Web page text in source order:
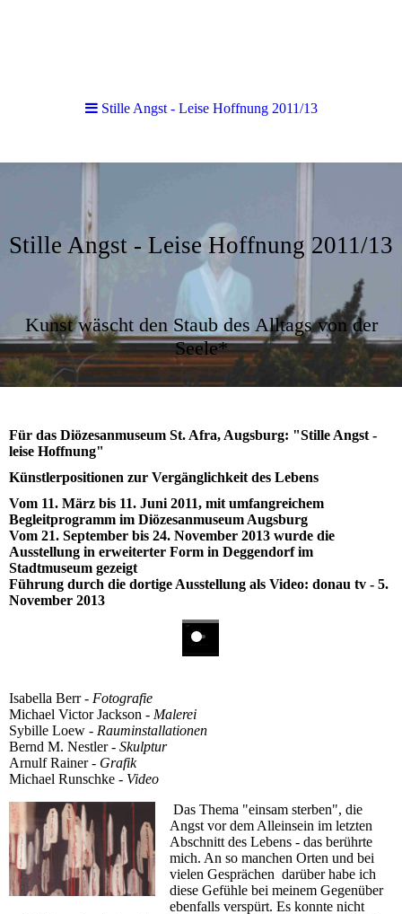
Stille Angst - Leise Hoffnung 2011/13
Kunst wäscht den Staub des Alltags von der
Seele*
Für das Diözesanmuseum St. Afra, Augsburg: "Stille Angst -
leise Hoffnung"
Künstlerpositionen zur Vergänglichkeit des Lebens
Vom 11. März bis 11. Juni 2011, mit umfangreichem
Begleitprogramm im Diözesanmuseum Augsburg
Vom 21. September bis 24. November 2013 wurde die
Ausstellung in erweiterter Form in Deggendorf im
Stadtmuseum gezeigt
Führung durch die dortige Ausstellung als Video: donau tv - 5.
November 2013
Isabella Berr - Fotografie
Michael Victor Jackson - Malerei
Sybille Loew - Rauminstallationen
Bernd M. Nestler - Skulptur
Arnulf Rainer - Grafik
Michael Runschke - Video
Das Thema "einsam sterben", die
Angst vor dem Alleinsein im letzten
Abschnitt des Lebens - das berührte
mich. An so manchen Orten und bei
vielen Gesprächen darüber habe ich
diese Gefühle bei meinem Gegenüber
ebenfalls verspürt. Es konnte nicht
Stille Angst - Leise Hoffnung 2011/13